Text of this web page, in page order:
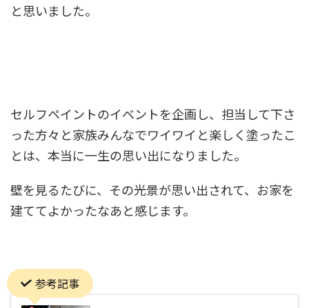
と思いました。
セルフペイントのイベントを企画し、担当して下さ
った方々と家族みんなでワイワイと楽しく塗ったこ
とは、本当に一生の思い出になりました。
壁を見るたびに、その光景が思い出されて、お家を
建ててよかったなあと感じます。
参考記事